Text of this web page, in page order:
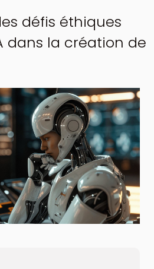
défis éthiques
dans la création de